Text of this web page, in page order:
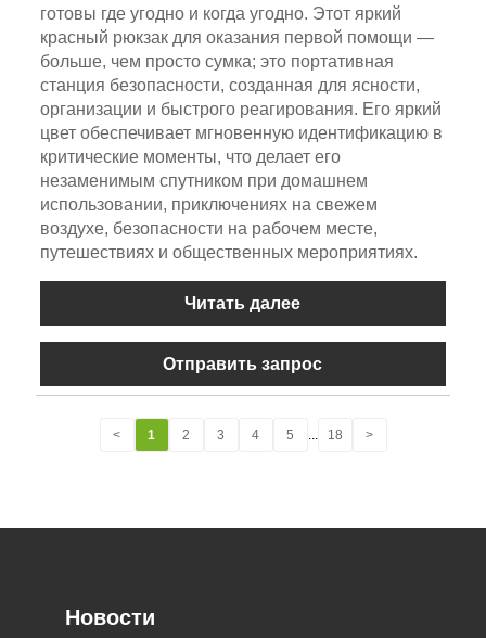
готовы где угодно и когда угодно. Этот яркий
красный рюкзак для оказания первой помощи —
больше, чем просто сумка; это портативная
станция безопасности, созданная для ясности,
организации и быстрого реагирования. Его яркий
цвет обеспечивает мгновенную идентификацию в
критические моменты, что делает его
незаменимым спутником при домашнем
использовании, приключениях на свежем
воздухе, безопасности на рабочем месте,
путешествиях и общественных мероприятиях.
Читать далее
Отправить запрос
< 1 2 3 4 5 ... 18 >
Новости